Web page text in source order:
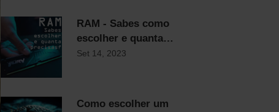
RAM - Sabes como
escolher e quanta
precisas?
Set 14, 2023
Como escolher um